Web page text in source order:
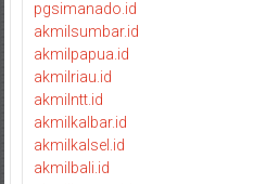
pgsimanado.id
akmilsumbar.id
akmilpapua.id
akmilriau.id
akmilntt.id
akmilkalbar.id
akmilkalsel.id
akmilbali.id